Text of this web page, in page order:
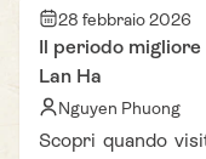
28 febbraio 2026
Il periodo
Lan Ha
Nguyen Phuong
Scopri quando